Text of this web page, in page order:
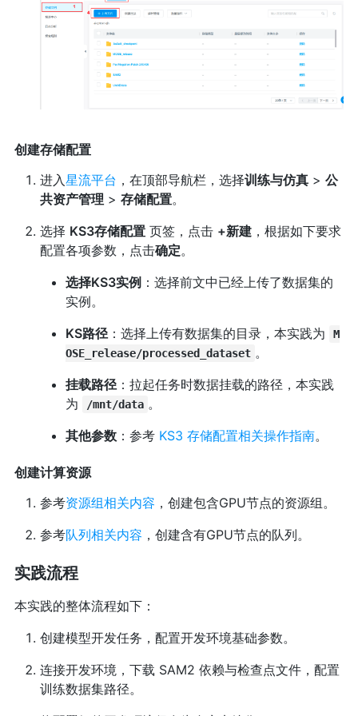
创建存储配置
进入星流平台 ，在顶部导航栏，选择训练与仿真> 公
共资产管理 > 存储配置。
选择 KS3存储配置页签，点击 +新建，根据如下要求
配置各项参数，点击确定。
选择KS3实例 ：选择前文中已经上传了数据集的
实例。
KS路径：选择上传有数据集的目录，本实践为
M
OSE_release/processed_dataset 。
挂载路径：拉起任务时数据挂载的路径，本实践
为
/mnt/data 。
其他参数：参考 KS3 存储配置相关操作指南。
创建计算资源
参考资源组相关内容 ，创建包含GPU节点的资源组。
参考队列相关内容 ，创建含有GPU节点的队列。
实践流程
本实践的整体流程如下：
创建模型开发任务，配置开发环境基础参数。
连接开发环境，下载 SAM2 依赖与检查点文件，配置
训练数据集路径。